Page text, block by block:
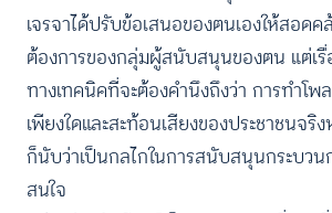
เจรจาได้ปรับข้อเสนอของตนเองให้สอด
ต้องการของกลุ่มผู้สนับสนุนของตน แต่เ
ทางเทคนิคที่จะต้องคำนึงถึงว่า การทำโพ
เพียงใดและสะท้อนเสียงของประชาชนจริ
ก็นับว่าเป็นกลไกในการสนับสนุนกระบว
สนใจ